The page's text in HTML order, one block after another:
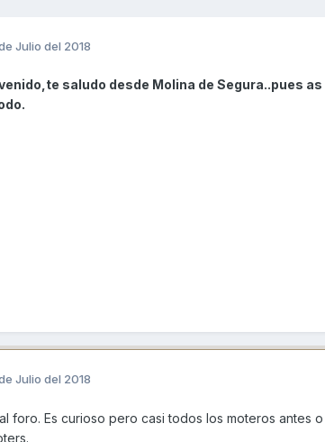
de Julio del 2018
saludo desde Molina de Segura..pues
de Julio del 2018
foro. Es curioso pero casi todos los moteros antes